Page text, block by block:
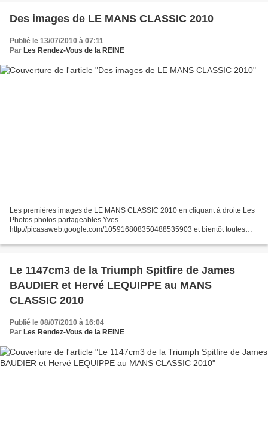
Des images de LE MANS CLASSIC 2010
Publié le 13/07/2010 à 07:11
Par Les Rendez-Vous de la REINE
Les premières images de LE MANS CLASSIC 2010 en cliquant à droite Les
Photos photos partageables Yves
http://picasaweb.google.com/105916808350488535903 et bientôt toutes
dédiées...
Le 1147cm3 de la Triumph Spitfire de James
BAUDIER et Hervé LEQUIPPE au MANS
CLASSIC 2010
Publié le 08/07/2010 à 16:04
Par Les Rendez-Vous de la REINE